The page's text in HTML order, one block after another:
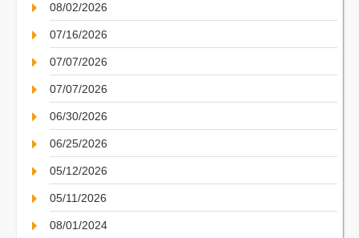
08/02/2026
07/16/2026
07/07/2026
07/07/2026
06/30/2026
06/25/2026
05/12/2026
05/11/2026
08/01/2024